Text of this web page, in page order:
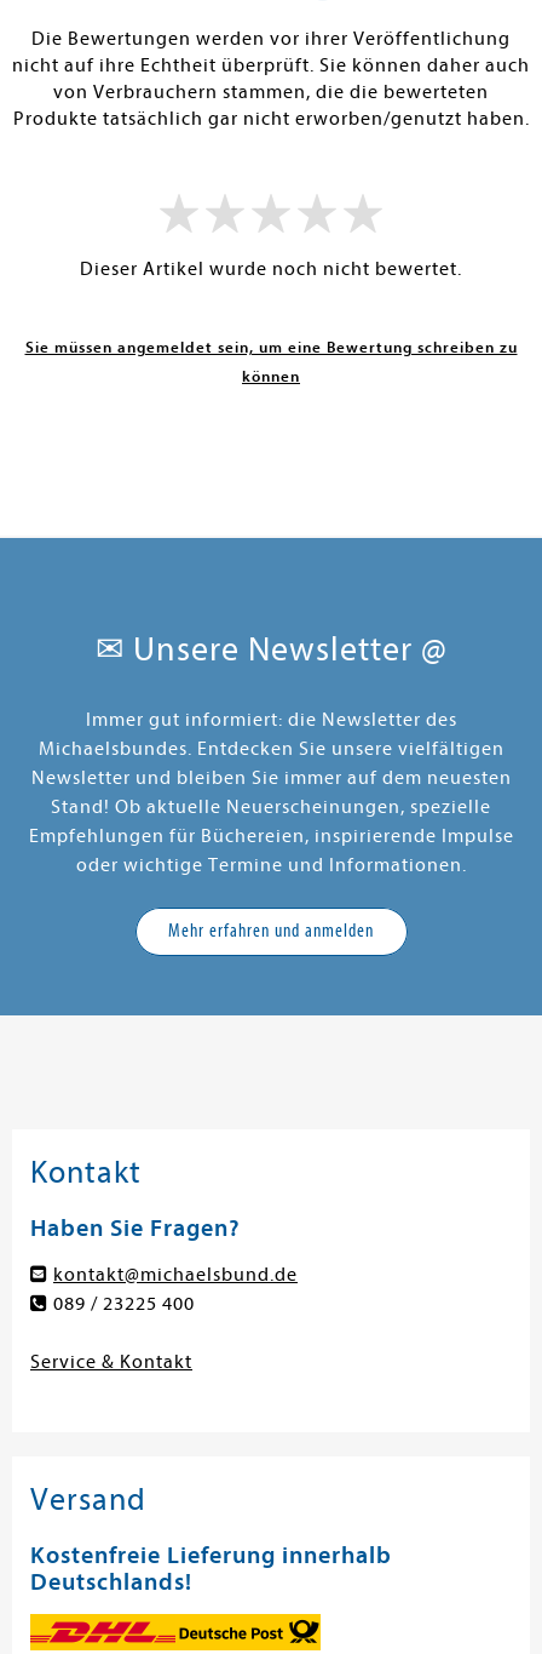
Die Bewertungen werden vor ihrer Veröffentlichung
nicht auf ihre Echtheit überprüft. Sie können daher auch
von Verbrauchern stammen, die die bewerteten
Produkte tatsächlich gar nicht erworben/genutzt haben.
Dieser Artikel wurde noch nicht bewertet.
Sie müssen angemeldet sein, um eine Bewertung schreiben zu
können
✉ Unsere Newsletter @
Immer gut informiert: die Newsletter des
Michaelsbundes. Entdecken Sie unsere vielfältigen
Newsletter und bleiben Sie immer auf dem neuesten
Stand! Ob aktuelle Neuerscheinungen, spezielle
Empfehlungen für Büchereien, inspirierende Impulse
oder wichtige Termine und Informationen.
Mehr erfahren und anmelden
Kontakt
Haben Sie Fragen?
kontakt@michaelsbund.de
089 / 23225 400
Service & Kontakt
Versand
Kostenfreie Lieferung innerhalb
Deutschlands!